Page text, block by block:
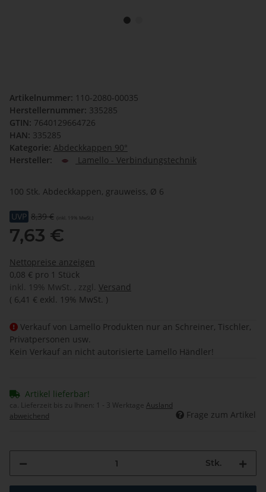
Artikelnummer: 110-2080-00035
Herstellernummer: 335285
GTIN: 7640129664726
HAN: 335285
Kategorie: Abdeckkappen 90°
Hersteller:
Lamello - Verbindungstechnik
100 Stk. Abdeckkappen, grauweiss, Ø 6
UVP 8,39 € (inkl. 19% MwSt.)
7,63 €
Nettopreise anzeigen
0,08 € pro 1 Stück
inkl. 19% MwSt. , zzgl. Versand
( 6,41 € exkl. 19% MwSt. )
Verkauf von Lamello Produkten nur an Schreiner, Tischler,
Privatpersonen usw.
Kein Verkauf an nicht autorisierte Lamello Händler!
Artikel lieferbar!
ca. Lieferzeit bis zu Ihnen: 1 - 3 Werktage Ausland
abweichend
Frage zum Artikel
Stk.